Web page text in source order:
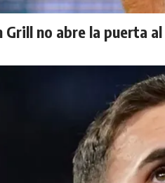
no abre la puerta